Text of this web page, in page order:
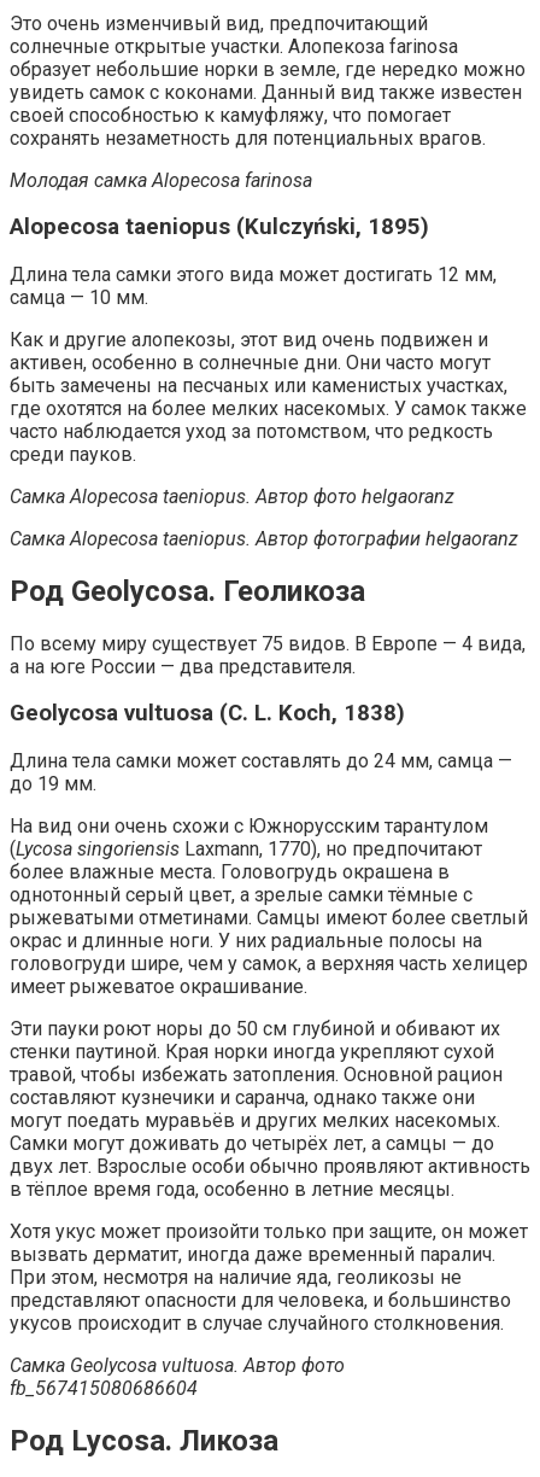
Это очень изменчивый вид, предпочитающий
солнечные открытые участки. Алопекоза farinosa
образует небольшие норки в земле, где нередко можно
увидеть самок с коконами. Данный вид также известен
своей способностью к камуфляжу, что помогает
сохранять незаметность для потенциальных врагов.
Молодая самка Alopecosa farinosa
Alopecosa taeniopus (Kulczyński, 1895)
Длина тела самки этого вида может достигать 12 мм,
самца — 10 мм.
Как и другие алопекозы, этот вид очень подвижен и
активен, особенно в солнечные дни. Они часто могут
быть замечены на песчаных или каменистых участках,
где охотятся на более мелких насекомых. У самок также
часто наблюдается уход за потомством, что редкость
среди пауков.
Самка Alopecosa taeniopus. Автор фото helgaoranz
Самка Alopecosa taeniopus. Автор фотографии helgaoranz
Род Geolycosa. Геоликоза
По всему миру существует 75 видов. В Европе — 4 вида,
а на юге России — два представителя.
Geolycosa vultuosa (C. L. Koch, 1838)
Длина тела самки может составлять до 24 мм, самца —
до 19 мм.
На вид они очень схожи с Южнорусским тарантулом
(Lycosa singoriensis Laxmann, 1770), но предпочитают
более влажные места. Головогрудь окрашена в
однотонный серый цвет, а зрелые самки тёмные с
рыжеватыми отметинами. Самцы имеют более светлый
окрас и длинные ноги. У них радиальные полосы на
головогруди шире, чем у самок, а верхняя часть хелицер
имеет рыжеватое окрашивание.
Эти пауки роют норы до 50 см глубиной и обивают их
стенки паутиной. Края норки иногда укрепляют сухой
травой, чтобы избежать затопления. Основной рацион
составляют кузнечики и саранча, однако также они
могут поедать муравьёв и других мелких насекомых.
Самки могут доживать до четырёх лет, а самцы — до
двух лет. Взрослые особи обычно проявляют активность
в тёплое время года, особенно в летние месяцы.
Хотя укус может произойти только при защите, он может
вызвать дерматит, иногда даже временный паралич.
При этом, несмотря на наличие яда, геоликозы не
представляют опасности для человека, и большинство
укусов происходит в случае случайного столкновения.
Самка Geolycosa vultuosa. Автор фото
fb_567415080686604
Род Lycosa. Ликоза